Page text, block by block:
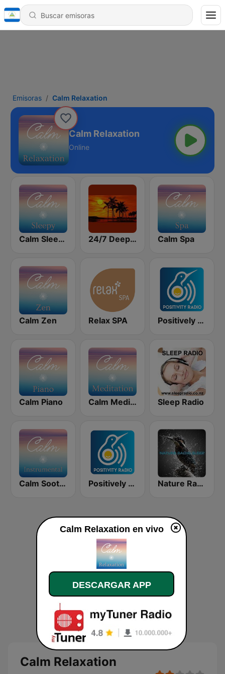
Emisoras Calm Relaxation
Calm Relaxation
Online
Calm Sleepy 24/7 Deep Sleep Music Relaxing Music Insomnia Sleep Relaxing Music Study Sleep Meditation Calm Spa
Calm Zen Relax SPA Positively Meditation
Calm Piano Calm Meditation Sleep Radio
Calm Soothing Instrumental Positively Sleep Relax Nature Radio Sleep
Calm Relaxation
Calm Relaxation en vivo
DESCARGAR APP